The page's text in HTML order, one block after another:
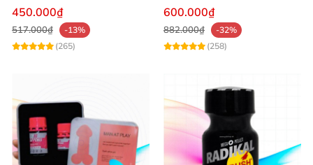
cảm
450.000₫
517.000₫
-13%
(265)
30ml
600.000₫
882.000₫
-32%
(258)